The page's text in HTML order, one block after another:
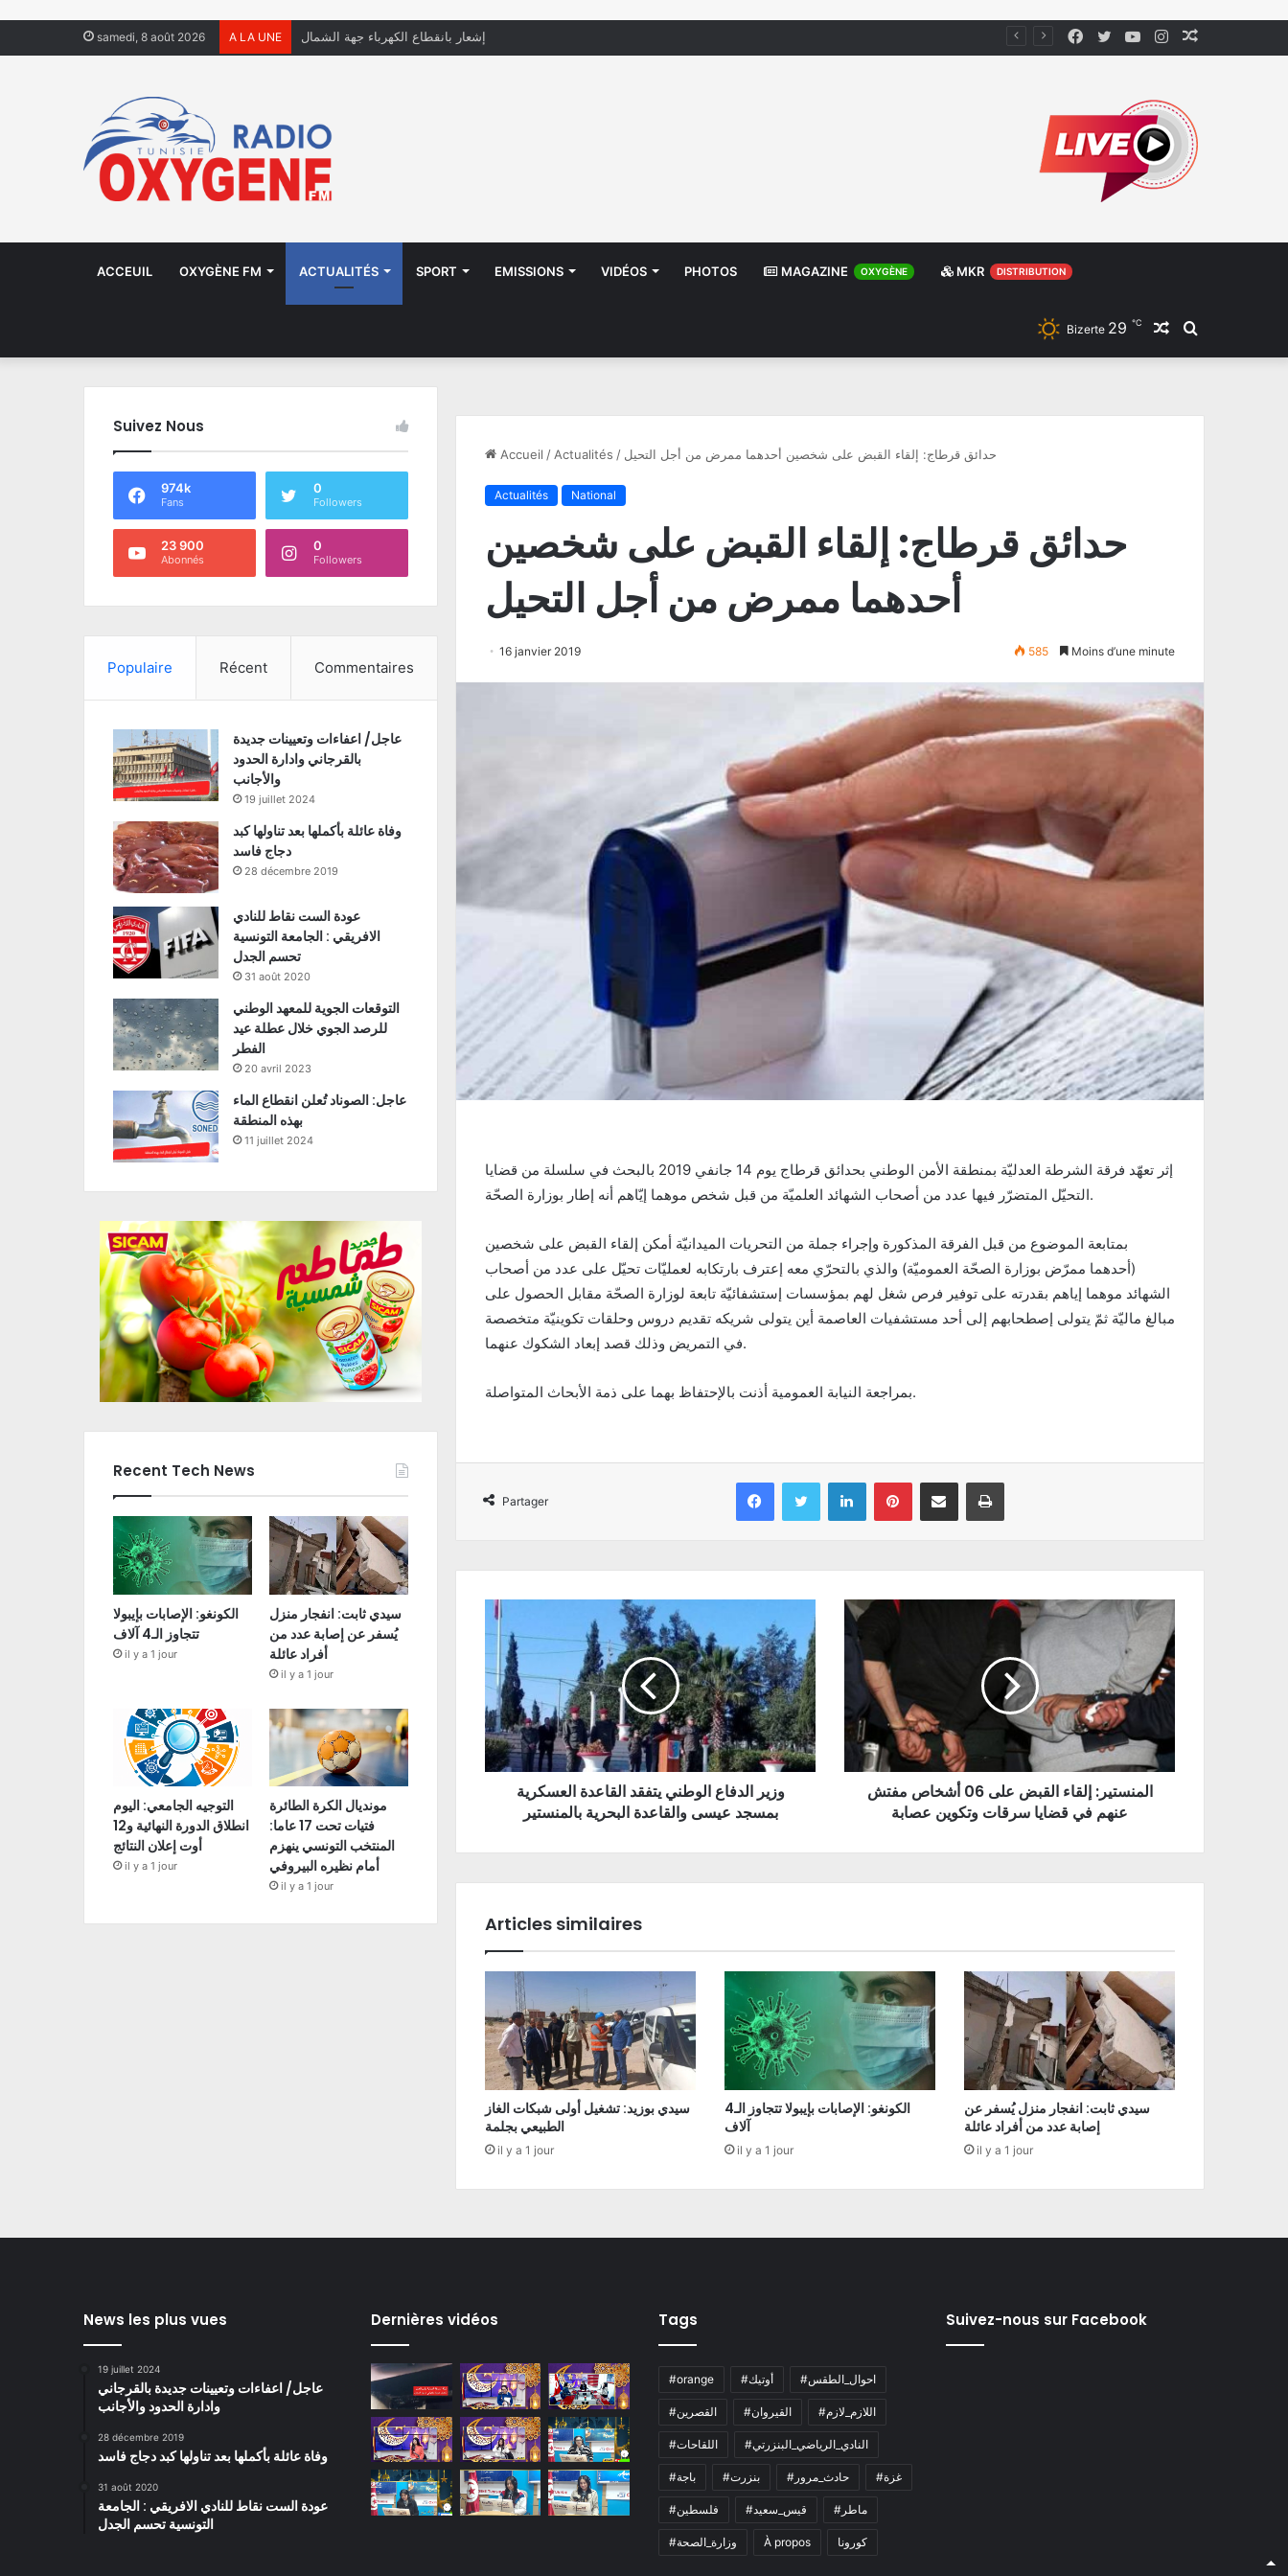
samedi, 8 août 2026 A LA UNE منظّمة تدعو السلطات إلى التدخل بعد تداول صور أطفال يعيشون في الشوارع Instagram
YouTube
Twitter
Facebook
ACCEUIL OXYGÈNE FM ACTUALITÉS SPORT EMISSIONS VIDÉOS PHOTOS MAGAZINE OXYGÈNE MKR DISTRIBUTION
Rechercher
Article
Bizerte 29 ℃
Accueil / Actualités / حدائق قرطاج: إلقاء القبض على شخصين أحدهما ممرض من أجل التحيل
Actualités National
حدائق قرطاج: إلقاء القبض على شخصين
أحدهما ممرض من أجل التحيل
16 janvier 2019 585 Moins d’une minute
إثر تعهّد فرقة الشرطة العدليّة بمنطقة الأمن الوطني بحدائق قرطاج يوم 14 جانفي 2019 بالبحث في سلسلة من قضايا
التحيّل المتضرّر فيها عدد من أصحاب الشهائد العلميّة من قبل شخص موهما إيّاهم أنه إطار بوزارة الصحّة.
بمتابعة الموضوع من قبل الفرقة المذكورة وإجراء جملة من التحريات الميدانيّة أمكن إلقاء القبض على شخصين
(أحدهما ممرّض بوزارة الصحّة العموميّة) والذي بالتحرّي معه إعترف بارتكابه لعمليّات تحيّل على عدد من أصحاب
الشهائد موهما إياهم بقدرته على توفير فرص شغل لهم بمؤسسات إستشفائيّة تابعة لوزارة الصحّة مقابل الحصول على
مبالغ ماليّة ثمّ يتولى إصطحابهم إلى أحد مستشفيات العاصمة أين يتولى شريكه تقديم دروس وحلقات تكوينيّة متخصصة
في التمريض وذلك قصد إبعاد الشكوك عنهما.
بمراجعة النيابة العمومية أذنت بالإحتفاظ بهما على ذمة الأبحاث المتواصلة.
Partager
Facebook Twitter Linkedin Pinterest Partager par email Imprimer
وزير الدفاع الوطني يتفقد القاعدة العسكرية
بمسجد عيسى والقاعدة البحرية بالمنستير
المنستير: إلقاء القبض على 06 أشخاص مفتش
عنهم في قضايا سرقات وتكوين عصابة
Articles similaires
سيدي بوزيد: تشغيل أولى شبكات الغاز
الطبيعي بجلمة
il y a 1 jour
الكونغو: الإصابات بإيبولا تتجاوز الـ4
آلاف
il y a 1 jour
سيدي ثابت: انفجار منزل يُسفر عن
إصابة عدد من أفراد عائلة
il y a 1 jour
Suivez Nous
974k
Fans
0
Followers
23 900
Abonnés
0
Followers
Populaire Récent Commentaires
عاجل/ اعفاءات وتعيينات جديدة
بالقرجاني وادارة الحدود
والأجانب
19 juillet 2024
وفاة عائلة بأكملها بعد تناولها كبد
دجاج فاسد
28 décembre 2019
عودة الست نقاط للنادي
الافريقي : الجامعة التونسية
تحسم الجدل
31 août 2020
التوقعات الجوية للمعهد الوطني
للرصد الجوي خلال عطلة عيد
الفطر
20 avril 2023
عاجل: الصوناد تُعلن انقطاع الماء
بهذه المنطقة
11 juillet 2024
Recent Tech News
الكونغو: الإصابات بإيبولا
تتجاوز الـ4 آلاف
il y a 1 jour
سيدي ثابت: انفجار منزل
يُسفر عن إصابة عدد من
أفراد عائلة
il y a 1 jour
التوجيه الجامعي: اليوم
انطلاق الدورة النهائية و12
أوت إعلان النتائج
il y a 1 jour
مونديال الكرة الطائرة
فتيات تحت 17 عاما:
المنتخب التونسي ينهزم
أمام نظيره البيروفي
il y a 1 jour
News les plus vues
19 juillet 2024
عاجل/ اعفاءات وتعيينات جديدة بالقرجاني
وادارة الحدود والأجانب
28 décembre 2019
وفاة عائلة بأكملها بعد تناولها كبد دجاج فاسد
31 août 2020
عودة الست نقاط للنادي الافريقي : الجامعة
التونسية تحسم الجدل
Dernières vidéos Tags
#orange #أوتيك #احوال_الطقس
#القصرين #القيروان #اللازم_لازم
#اللقاحات #النادي_الرياضي_البنزرتي
#باجة #بنزرت #حادث_مرور #غزة
#فلسطين #قيس_سعيد #ماطر
#وزارة_الصحة À propos كورونا
Suivez-nous sur Facebook